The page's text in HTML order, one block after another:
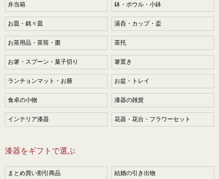
弁当箱 鉢・ボウル・小鉢
お皿・銘々皿 湯呑・カップ・盃
お茶用品・茶筒・棗 茶托
お箸・スプーン・菓子切り 箸置き
ランチョンマット・お膳 お盆・トレイ
食卓の小物 漆器の雑貨
インテリア漆器 花器・花台・フラワーセット
漆器をギフトで選ぶ
まとめ買い割引商品 結婚の引き出物